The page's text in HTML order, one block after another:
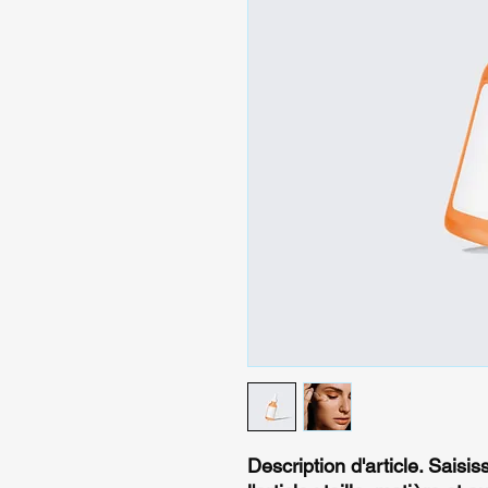
Description d'article.